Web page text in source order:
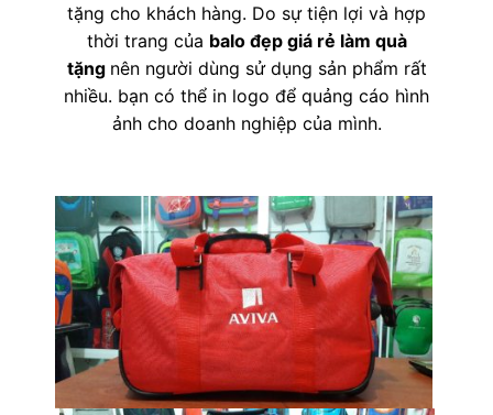
tặng cho khách hàng. Do sự tiện lợi và hợp
thời trang của balo đẹp giá rẻ làm quà
tặng nên người dùng sử dụng sản phẩm rất
nhiều. bạn có thể in logo để quảng cáo hình
ảnh cho doanh nghiệp của mình.